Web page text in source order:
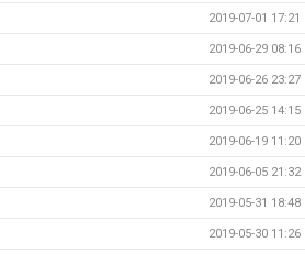
2019-07-01 17:21
2019-06-29 08:16
2019-06-26 23:27
2019-06-25 14:15
2019-06-19 11:20
2019-06-05 21:32
2019-05-31 18:48
2019-05-30 11:26